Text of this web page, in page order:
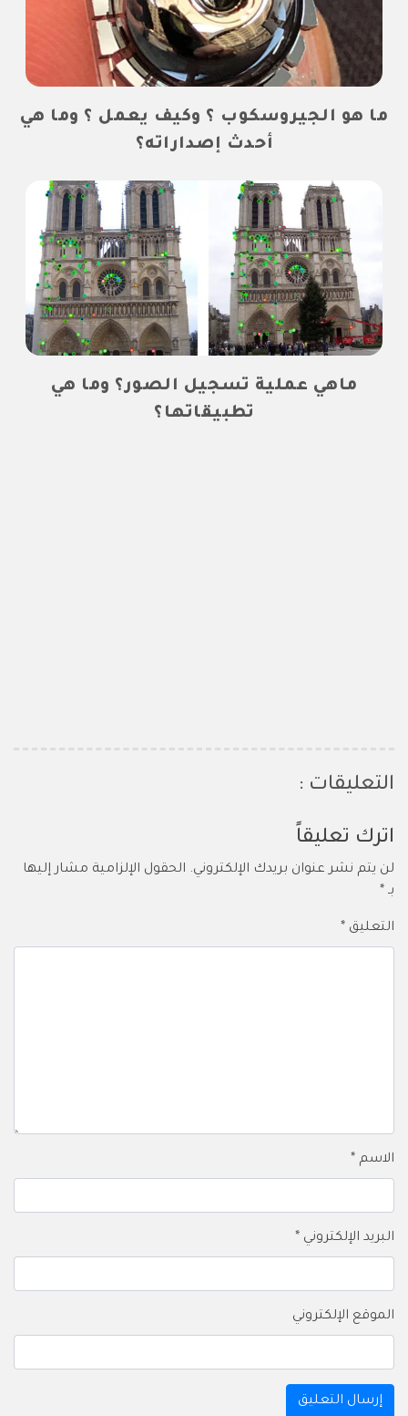
ما هو الجيروسكوب ؟ وكيف يعمل ؟ وما هي
أحدث إصداراته؟
ماهي عملية تسجيل الصور؟ وما هي
تطبيقاتها؟
التعليقات :
اترك تعليقاً
لن يتم نشر عنوان بريدك الإلكتروني. الحقول الإلزامية مشار إليها
بـ *
التعليق *
الاسم *
البريد الإلكتروني *
الموقع الإلكتروني